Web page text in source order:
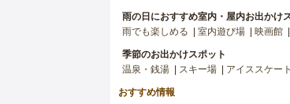
雨の日におすすめ室内・屋内お出かけ
雨でも楽しめる
室内遊び場 映画館
季節のお出かけスポット
温泉・銭湯
スキー場 アイススケー
おすすめ情報